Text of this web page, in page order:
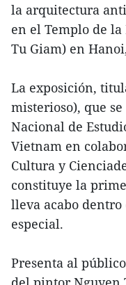
la arquitectura
en el Templo de
Tu Giam) en
La exposición,
misterioso), que
Nacional de
Vietnam en
Cultura y
constituye la
lleva acabo
especial.
Presenta al